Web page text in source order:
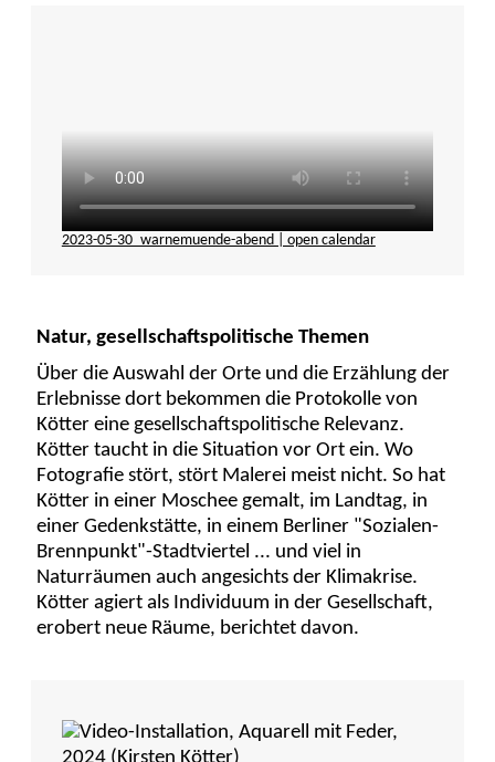
2023-05-30_warnemuende-abend | open calendar
Natur, gesellschaftspolitische Themen
Über die Auswahl der Orte und die Erzählung der
Erlebnisse dort bekommen die Protokolle von
Kötter eine gesellschaftspolitische Relevanz.
Kötter taucht in die Situation vor Ort ein. Wo
Fotografie stört, stört Malerei meist nicht. So hat
Kötter in einer Moschee gemalt, im Landtag, in
einer Gedenkstätte, in einem Berliner "Sozialen-
Brennpunkt"-Stadtviertel ... und viel in
Naturräumen auch angesichts der Klimakrise.
Kötter agiert als Individuum in der Gesellschaft,
erobert neue Räume, berichtet davon.